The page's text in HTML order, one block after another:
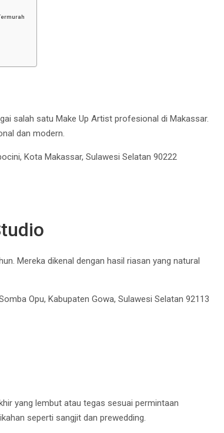
salah satu Make Up Artist profesional di Makassar.
dan modern.
Kota Makassar, Sulawesi Selatan 90222
Mereka dikenal dengan hasil riasan yang natural
Opu, Kabupaten Gowa, Sulawesi Selatan 92113
yang lembut atau tegas sesuai permintaan
seperti sangjit dan prewedding.